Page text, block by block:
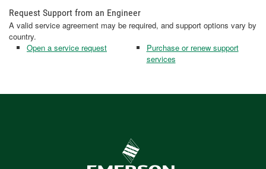
Request Support from an Engineer
A valid service agreement may be required, and support options vary by
country.
Open a service request
Purchase or renew support
services